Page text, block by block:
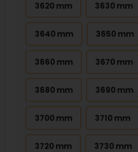
3620 mm 3630 mm
3640 mm 3650 mm
3660 mm 3670 mm
3680 mm 3690 mm
3700 mm 3710 mm
3720 mm 3730 mm